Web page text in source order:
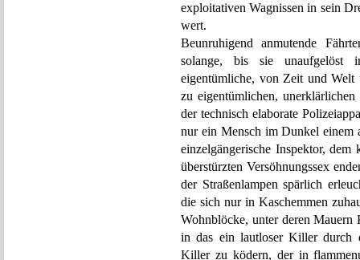
exploitativen Wagnissen in sein
wert.
Beunruhigend anmutende
solange, bis sie unaufgelöst
eigentümliche, von Zeit und Welt
zu eigentümlichen,
der technisch elaborate
nur ein Mensch im Dunkel einem
einzelgängerische Inspektor,
überstürzten Versöhnungssex
der Straßenlampen spärlich
die sich nur in Kaschemmen
Wohnblöcke, unter deren
in das ein lautloser Killer durch
Killer zu ködern, der in